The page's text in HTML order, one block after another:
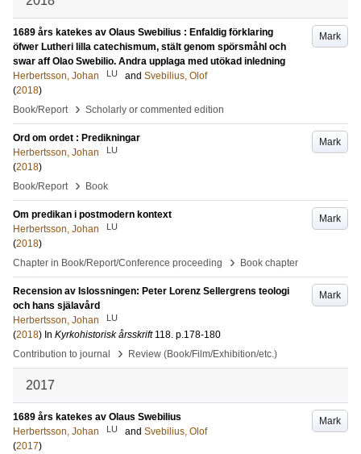
Mark
1689 års katekes av Olaus Swebilius : Enfaldig förklaring
öfwer Lutheri lilla catechismum, stält genom spörsmåhl och
swar aff Olao Swebilio. Andra upplaga med utökad inledning
Herbertsson, Johan
LU and Svebilius, Olof
(2018)
Book/Report
› Scholarly or commented edition
Mark
Ord om ordet : Predikningar
Herbertsson, Johan
LU
(2018)
Book/Report
› Book
Mark
Om predikan i postmodern kontext
Herbertsson, Johan
LU
(2018)
Chapter in Book/Report/Conference proceeding
› Book chapter
Mark
Recension av Islossningen: Peter Lorenz Sellergrens teologi
och hans själavård
Herbertsson, Johan
LU
(2018) In Kyrkohistorisk årsskrift 118. p.178-180
Contribution to journal
› Review (Book/Film/Exhibition/etc.)
2017
Mark
1689 års katekes av Olaus Swebilius
Herbertsson, Johan
LU and Svebilius, Olof
(2017)